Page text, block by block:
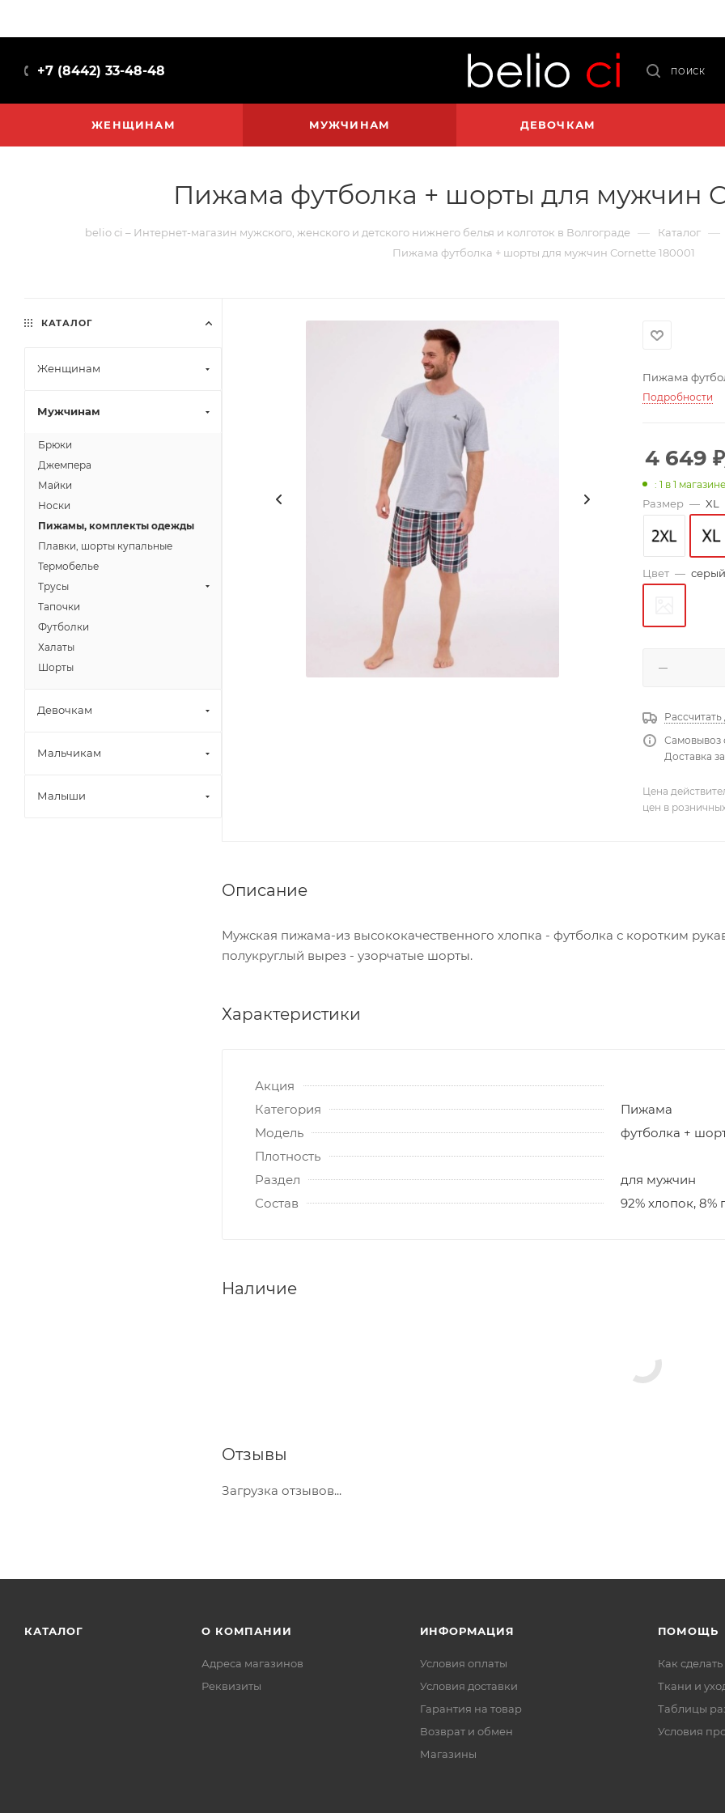
+7 (8442) 33-48-48 ПОИСК
ЖЕНЩИНАМ МУЖЧИНАМ ДЕВОЧКАМ
Пижама футболка + шорты для мужчин
belio ci – Интернет-магазин мужского, женского и детского нижнего белья и колготок в Волгограде — Каталог —
Пижама футболка + шорты для мужчин Cornette 180001
Пижама
Подробности
4 649 ₽
: 1 в 1 магазине
Размер — XL
Цвет —
Рассчитать
Самовывоз
Доставка
Цена
цен в
Описание
Мужская пижама-из высококачественного хлопка - футболка с коротким
полукруглый вырез - узорчатые шорты.
Характеристики
Акция
Категория
Пижама
Модель
футболка +
Плотность
Раздел
для мужчин
Состав
92% хлопок, 8%
Наличие
Отзывы
Загрузка отзывов...
КАТАЛОГ
Женщинам
Мужчинам
Брюки
Джемпера
Майки
Носки
Пижамы, комплекты одежды
Плавки, шорты купальные
Термобелье
Трусы
Тапочки
Футболки
Халаты
Шорты
Девочкам
Мальчикам
Малыши
КАТАЛОГ О КОМПАНИИ
Адреса магазинов
Реквизиты
ИНФОРМАЦИЯ
Условия оплаты
Условия доставки
Гарантия на товар
Возврат и обмен
Магазины
ПОМОЩЬ
Как сделать
Ткани и
Таблицы
Условия